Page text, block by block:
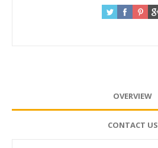
OVERVIEW
CONTACT US